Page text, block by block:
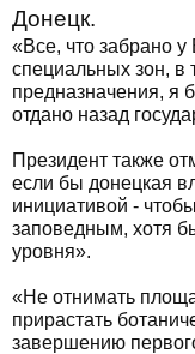
Донецк.
«Все, что забрано у
специальных зон, в
предназначения, я
отдано назад
Президент также
если бы донецкая
инициативой -
заповедным, хотя
уровня».
«Не отнимать
прирастать
завершению